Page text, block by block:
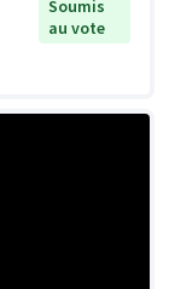
Soumis
au vote